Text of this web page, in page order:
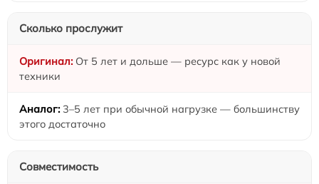
Сколько прослужит
От 5 лет и дольше — ресурс как у новой
техники
3–5 лет при обычной нагрузке — большинству
этого достаточно
Совместимость